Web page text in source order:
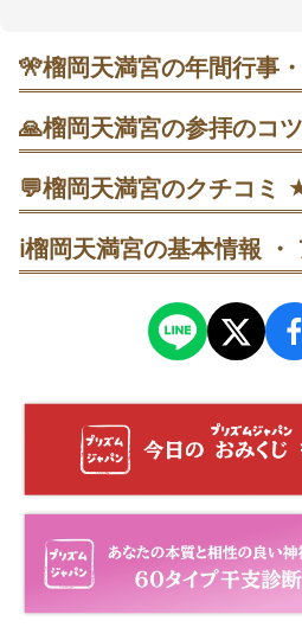
す。参拝は「鳥居→手水→拝
迷いにくく、最後に撫で牛で
🍀 御朱印は授与所で受けられま
🎌榴岡天満宮の年間行事
1月1日 初詣｜0時開門、深夜〜夜
り。
1月14日 どんと祭｜18〜21時、
1月25日 鷽替神事｜10〜12時、
3月17日〜4月17日 桜詣｜満開期
7月24〜25日 夏祭｜夜の催し、
🙏榴岡天満宮の参拝のコツ
鳥居をくぐったら手水で手を清め
ら拝殿へ進む。
拝殿で参拝してから、境内の木々
拝殿で参拝を済ませてから牛像へ
参拝後に境内を一周するつもりで
立ち止まって文字を追い、最後に
💬榴岡天満宮のクチコミ
学問のご利益があるということで
が多かったです。
なぜだか本殿へ繋がる門が閉まっ
ℹ️榴岡天満宮の基本情報 ・